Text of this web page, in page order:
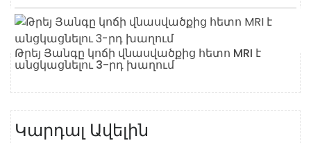
Թրեյ Յանգը կոճի վնասվածքից հետո MRI է
անցկացնելու 3-րդ խաղում
Կարդալ Ավելին